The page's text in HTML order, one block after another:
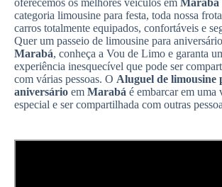
oferecemos os melhores veículos em Marabá
categoria limousine para festa, toda nossa
carros totalmente equipados, confortáveis e
Quer um passeio de limousine para
Marabá, conheça a Vou de Limo e garanta
experiência inesquecível que pode ser
com várias pessoas. O Aluguel de limousine
aniversário em Marabá é embarcar em uma
especial e ser compartilhada com outras